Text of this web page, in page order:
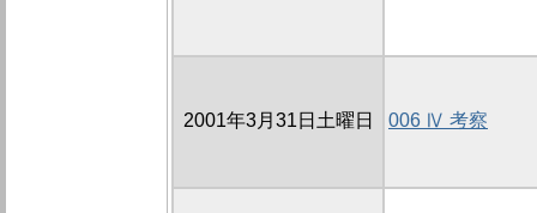
2001年3月31日土曜日 006 Ⅳ 考察